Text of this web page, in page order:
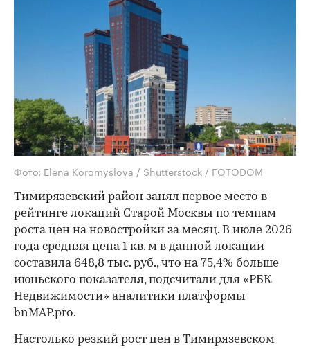
Фото: Elena Koromyslova / Shutterstock / FOTODOM
Тимирязевский район занял первое место в
рейтинге локаций Старой Москвы по темпам
роста цен на новостройки за месяц. В июле 2026
года средняя цена 1 кв. м в данной локации
составила 648,8 тыс. руб., что на 75,4% больше
июньского показателя, подсчитали для «РБК
Недвижимости» аналитики платформы
bnMAP.pro.
Настолько резкий рост цен в Тимирязевском